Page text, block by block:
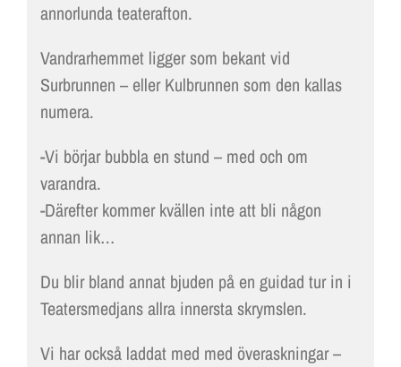
annorlunda teaterafton.
Vandrarhemmet ligger som bekant vid
Surbrunnen – eller Kulbrunnen som den kallas
numera.
-Vi börjar bubbla en stund – med och om
varandra.
-Därefter kommer kvällen inte att bli någon
annan lik…
Du blir bland annat bjuden på en guidad tur in i
Teatersmedjans allra innersta skrymslen.
Vi har också laddat med med överaskningar –